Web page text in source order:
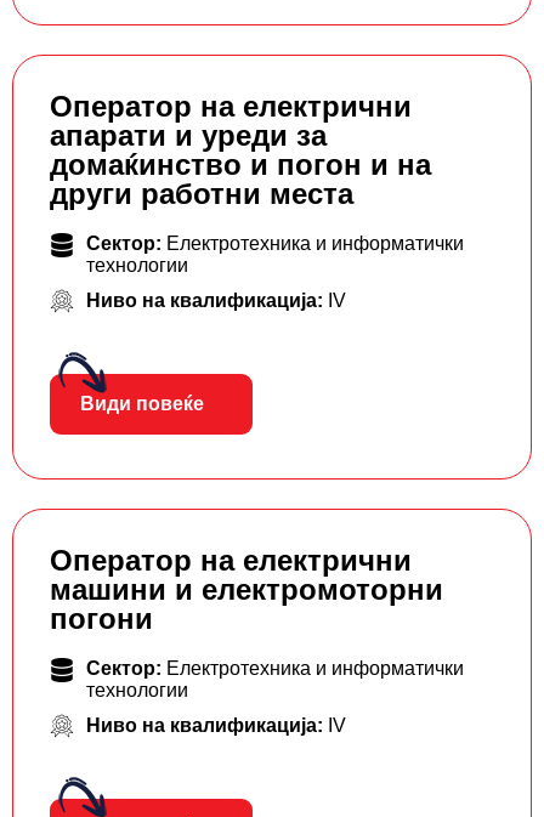
Оператор на електрични
апарати и уреди за
домаќинство и погон и на
други работни места
Сектор: Електротехника и информатички
технологии
Ниво на квалификација: IV
Види повеќе
Оператор на електрични
машини и електромоторни
погони
Сектор: Електротехника и информатички
технологии
Ниво на квалификација: IV